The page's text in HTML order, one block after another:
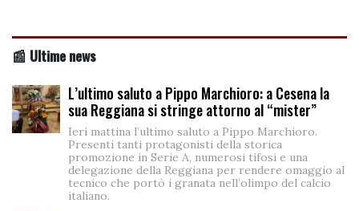
📰 Ultime news
L’ultimo saluto a Pippo Marchioro: a Cesena la
sua Reggiana si stringe attorno al “mister”
Ieri mattina l’ultimo saluto a Pippo Marchioro.
Presenti tanti protagonisti della storica
promozione in Serie A, numerosi tifosi e una
delegazione della Reggiana per rendere omaggio al
tecnico che portò i granata nell’olimpo del calcio
italiano.